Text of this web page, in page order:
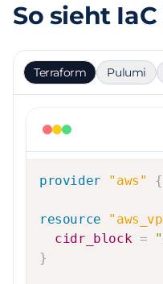
So sieht
Terraform Pulumi
provider "aws" {
resource
cidr_block =
}